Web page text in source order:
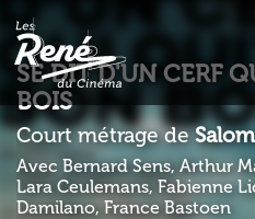
SE DIT D'UN CERF
BOIS
Court métrage de
Avec Bernard Sens, Arthur
Lara Ceulemans, Fabienne
Damilano, France Bastoen